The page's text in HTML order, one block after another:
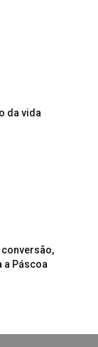
da vida
conversão,
a Páscoa